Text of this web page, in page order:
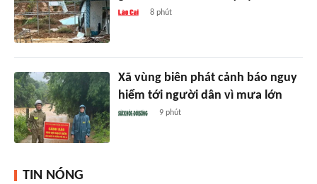
8 phút
Xã vùng biên phát cảnh báo nguy
hiểm tới người dân vì mưa lớn
9 phút
TIN NÓNG